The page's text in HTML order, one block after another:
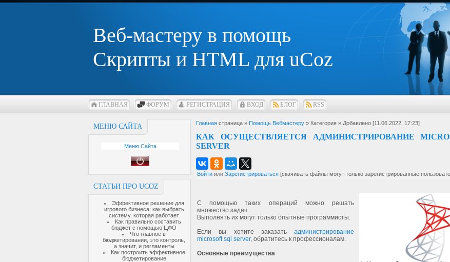
Веб-мастеру в помощь
Скрипты и HTML для uCoz
ГЛАВНАЯ ФОРУМ РЕГИСТРАЦИЯ ВХОД БЛОГ RSS
МЕНЮ САЙТА
Меню Сайта
СТАТЬИ ПРО UCOZ
Эффективное решение для
игрового бизнеса: как выбрать
систему, которая работает
Как правильно составить
бюджет с помощью ЦФО
Что главное в
бюджетировании, это контроль,
а значит, и регламенты
Как построить эффективное
бюджетирование
Главная страница » Помощь Вебмастеру » Категория » Добавлено [11.06.2022, 17:23]
КАК ОСУЩЕСТВЛЯЕТСЯ АДМИНИСТРИРОВАНИЕ
SERVER
Войти или Зарегистрироваться [скачивать файлы могут только зарегистрированные
С помощью таких операций можно решать
множество задач.
Выполнять их могут только опытные программисты.
Если вы хотите заказать администрирование
microsoft sql server, обратитесь к профессионалам.
Основные преимущества